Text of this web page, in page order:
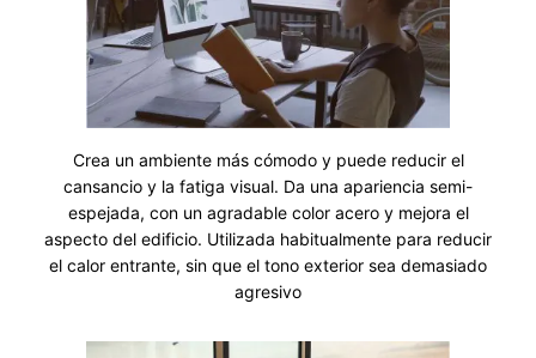
Crea un ambiente más cómodo y puede reducir el
cansancio y la fatiga visual. Da una apariencia semi-
espejada, con un agradable color acero y mejora el
aspecto del edificio. Utilizada habitualmente para reducir
el calor entrante, sin que el tono exterior sea demasiado
agresivo